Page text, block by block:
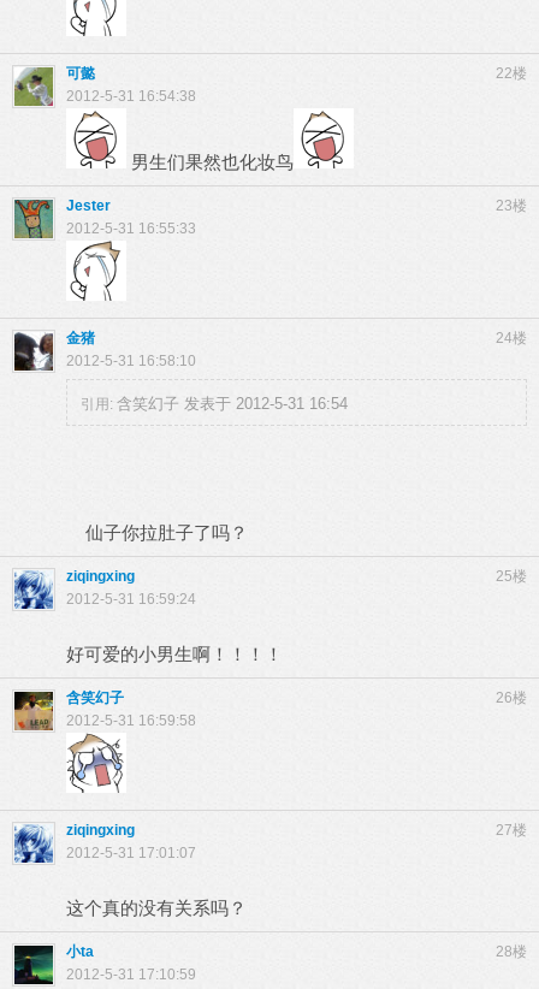
22楼
可懿
2012-5-31 16:54:38
男生们果然也化妆鸟
23楼
Jester
2012-5-31 16:55:33
24楼
金猪
2012-5-31 16:58:10
引用: 含笑幻子 发表于 2012-5-31 16:54
仙子你拉肚子了吗？
25楼
ziqingxing
2012-5-31 16:59:24
好可爱的小男生啊！！！！
26楼
含笑幻子
2012-5-31 16:59:58
27楼
ziqingxing
2012-5-31 17:01:07
这个真的没有关系吗？
28楼
小ta
2012-5-31 17:10:59